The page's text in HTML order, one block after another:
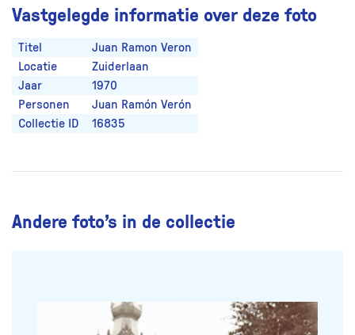
Vastgelegde informatie over deze foto
Titel
Juan Ramon Veron
Locatie
Zuiderlaan
Jaar
1970
Personen
Juan Ramón Verón
Collectie ID
16835
Andere foto’s in de collectie